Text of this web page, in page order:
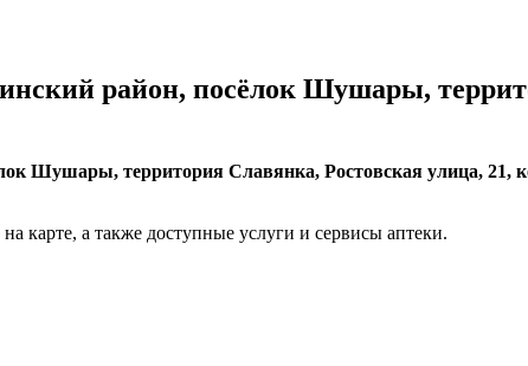
район, посёлок Шушары,
Шушары, территория Славянка, Ростовская улица, 21,
карте, а также доступные услуги и сервисы аптеки.